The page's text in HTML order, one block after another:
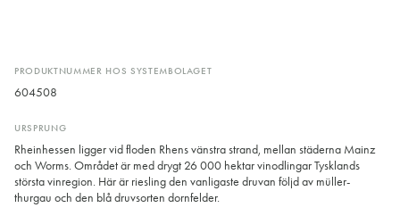
PRODUKTNUMMER HOS SYSTEMBOLAGET
604508
URSPRUNG
Rheinhessen ligger vid floden Rhens vänstra strand, mellan städerna Mainz
och Worms. Området är med drygt 26 000 hektar vinodlingar Tysklands
största vinregion. Här är riesling den vanligaste druvan följd av müller-
thurgau och den blå druvsorten dornfelder.